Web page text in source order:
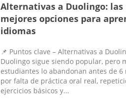
Alternativas a Duolingo: las
mejores opciones para
idiomas
📌 Puntos clave – Alternativas a
Duolingo sigue siendo popular, pero
estudiantes lo abandonan antes de 6
por falta de práctica oral real,
ejercicios básicos y...